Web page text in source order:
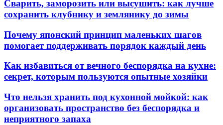
Сварить, заморозить или высушить: как лучше
сохранить клубнику и землянику до зимы
Почему японский принцип маленьких шагов
помогает поддерживать порядок каждый день
Как избавиться от вечного беспорядка на кухне:
секрет, которым пользуются опытные хозяйки
Что нельзя хранить под кухонной мойкой: как
организовать пространство без беспорядка и
неприятного запаха